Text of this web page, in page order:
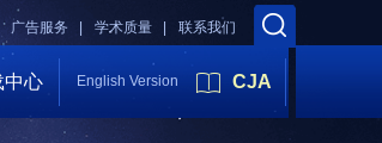
联系我们
学术质量 |
广告服务 |
中心 English Version CJA